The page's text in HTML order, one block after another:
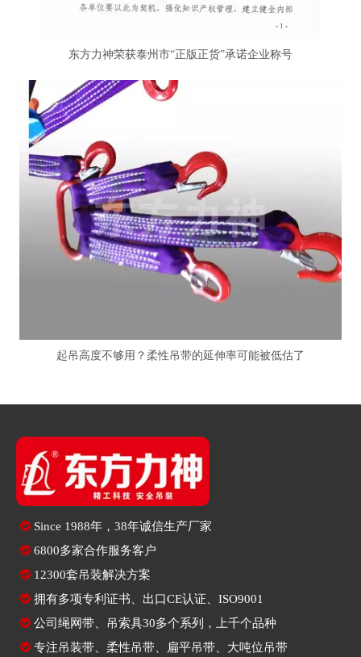
东方力神荣获泰州市“正版正货”承诺企业称号
起吊高度不够用？柔性吊带的延伸率可能被低估了
 Since 1988年，38年诚信生产厂家
 6800多家合作服务客户
 12300套吊装解决方案
 拥有多项专利证书、出口CE认证、ISO9001
 公司绳网带、吊索具30多个系列，上千个品种
 专注吊装带 柔性吊带 扁平吊带 、大吨位吊带